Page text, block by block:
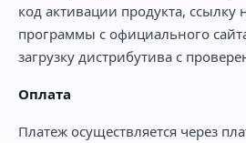
код активации продукта, ссылку
программы с официального
загрузку дистрибутива с
Оплата
Платеж осуществляется через